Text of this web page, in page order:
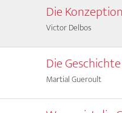
Die
Victor Delbos
Die
Martial Gueroult